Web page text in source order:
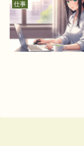
仕事